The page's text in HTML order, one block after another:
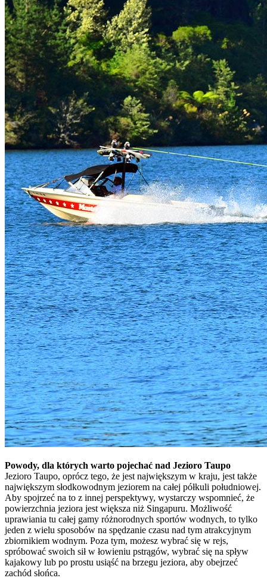
Powody, dla których warto pojechać nad Jezioro Taupo
Jezioro Taupo, oprócz tego, że jest największym w kraju, jest także
największym słodkowodnym jeziorem na całej półkuli południowej.
Aby spojrzeć na to z innej perspektywy, wystarczy wspomnieć, że
powierzchnia jeziora jest większa niż Singapuru. Możliwość
uprawiania tu całej gamy różnorodnych sportów wodnych, to tylko
jeden z wielu sposobów na spędzanie czasu nad tym atrakcyjnym
zbiornikiem wodnym. Poza tym, możesz wybrać się w rejs,
spróbować swoich sił w łowieniu pstrągów, wybrać się na spływ
kajakowy lub po prostu usiąść na brzegu jeziora, aby obejrzeć
zachód słońca.